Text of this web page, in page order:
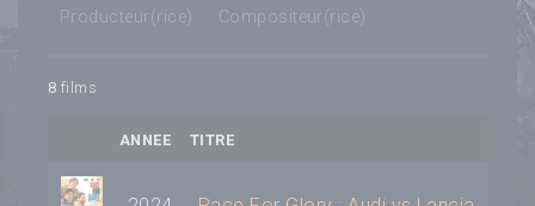
Producteur(rice) Compositeur(rice)
8 films
ANNEE TITRE